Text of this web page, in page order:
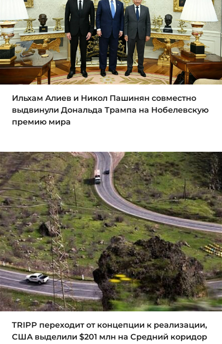
Ильхам Алиев и Никол Пашинян совместно
выдвинули Дональда Трампа на Нобелевскую
премию мира
TRIPP переходит от концепции к реализации,
США выделили $201 млн на Средний коридор